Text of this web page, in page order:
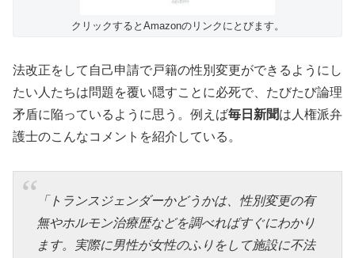
クリックするとAmazonのリンクにとびます。
法改正をして自己申請で戸籍の性別変更ができるようにし
たい人たちは問題を覆い隠すことに必死で、たびたび論理
矛盾に陥っているように思う。例えば毎日新聞は人権派弁
護士のこんなコメントを紹介している。
「トランスジェンダーかどうかは、性別変更の有
無やホルモン治療歴などを調べればすぐにわかり
ます。実際に男性が女性のふりをして施設に不法